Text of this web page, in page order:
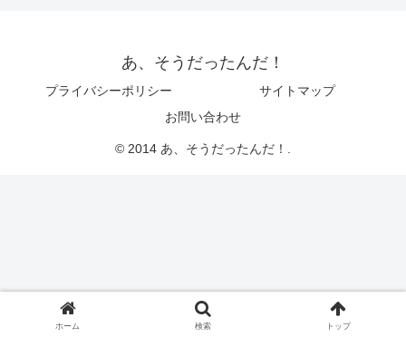
あ、そうだったんだ！
プライバシーポリシー
サイトマップ
お問い合わせ
© 2014 あ、そうだったんだ！.
ホーム 検索 トップ